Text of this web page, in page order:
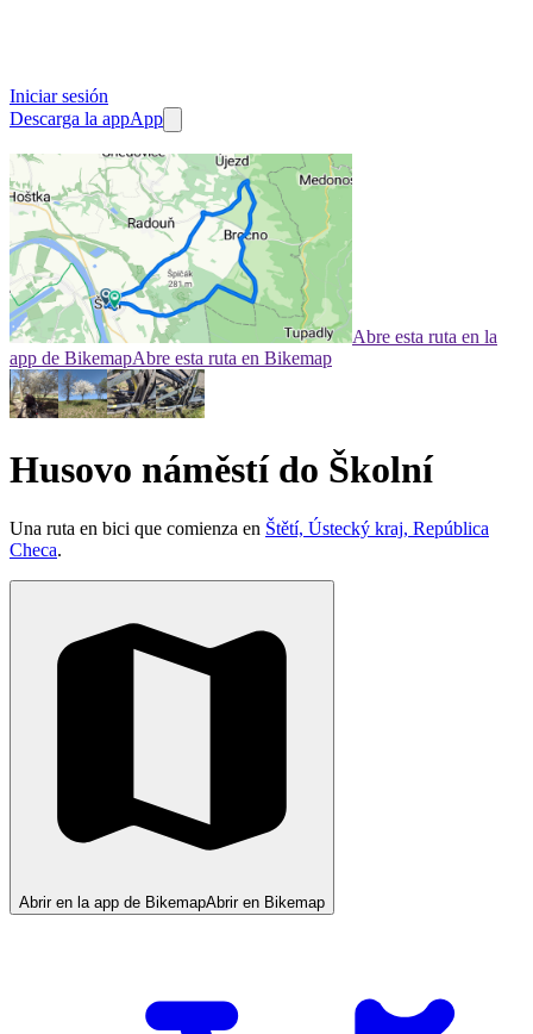
Iniciar sesión
Descarga la appApp
Abre esta ruta en la
app de BikemapAbre esta ruta en Bikemap
Husovo náměstí do Školní
Una ruta en bici que comienza en Štětí, Ústecký kraj, República
Checa.
Abrir en la app de BikemapAbrir en Bikemap